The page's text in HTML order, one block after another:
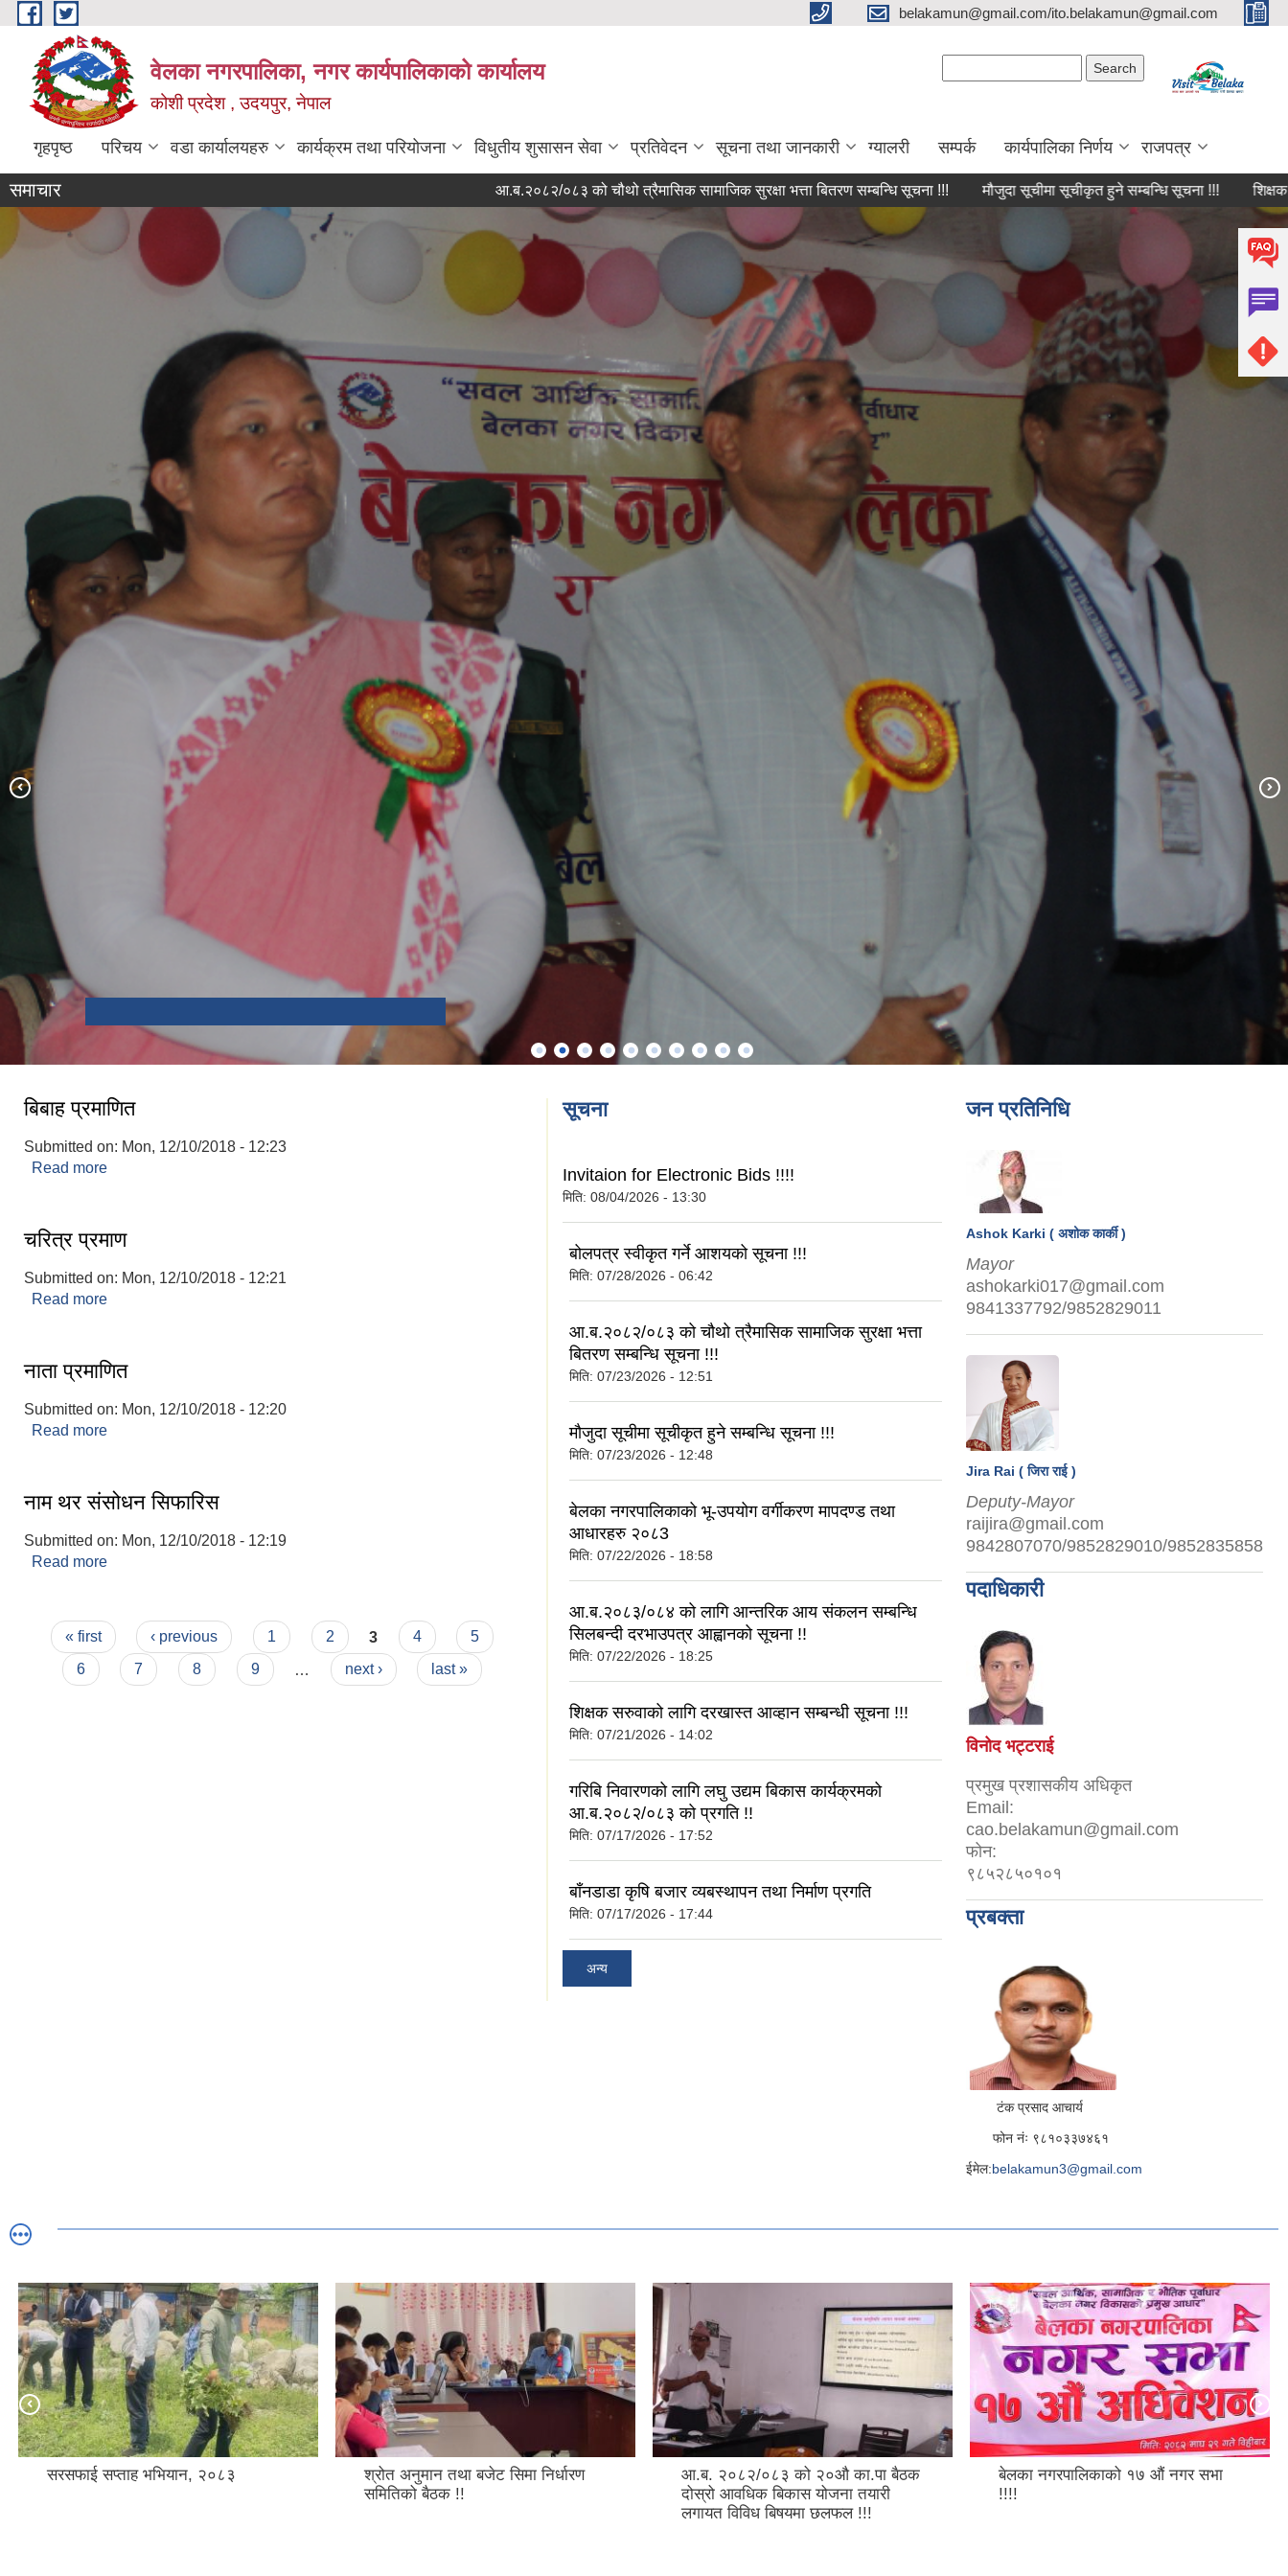
Skip to main content belakamun@gmail.com/ito.belakamun@gmail.com
वेलका नगरपालिका, नगर कार्यपालिकाको कार्यालय
कोशी प्रदेश , उदयपुर, नेपाल
गृहपृष्ठ परिचय वडा कार्यालयहरु कार्यक्रम तथा परियोजना विधुतीय शुसासन सेवा प्रतिवेदन सूचना तथा जानकारी ग्यालरी सम्पर्क कार्यपालिका निर्णय राजपत्र
समाचार आ.ब.२०८२/०८३ को चौथो त्रैमासिक सामाजिक सुरक्षा भत्ता बितरण सम्बन्धि सूचना !!! मौजुदा सूचीमा सूचीकृत हुने सम्बन्धि सूचना !!! शिक्षक सरुवाको
भौडा देवी मन्दिर , बेलका-१
सप्तकोशी नदीमा बोटिंग
बिबाह प्रमाणित
Submitted on: Mon, 12/10/2018 - 12:23
Read more
चरित्र प्रमाण
Submitted on: Mon, 12/10/2018 - 12:21
Read more
नाता प्रमाणित
Submitted on: Mon, 12/10/2018 - 12:20
Read more
नाम थर संसोधन सिफारिस
Submitted on: Mon, 12/10/2018 - 12:19
Read more
Pages
« first ‹ previous 1 2 3 4
5
6
7 8 9 next › last »
सूचना
Invitaion for Electronic Bids !!!!
मिति: 08/04/2026 - 13:30
बोलपत्र स्वीकृत गर्ने आशयको सूचना !!!
मिति: 07/28/2026 - 06:42
आ.ब.२०८२/०८३ को चौथो त्रैमासिक सामाजिक सुरक्षा भत्ता
बितरण सम्बन्धि सूचना !!!
मिति: 07/23/2026 - 12:51
मौजुदा सूचीमा सूचीकृत हुने सम्बन्धि सूचना !!!
मिति: 07/23/2026 - 12:48
बेलका नगरपालिकाको भू-उपयोग वर्गीकरण मापदण्ड तथा
आधारहरु २०८3
मिति: 07/22/2026 - 18:58
आ.ब.२०८३/०८४ को लागि आन्तरिक आय संकलन सम्बन्धि
सिलबन्दी दरभाउपत्र आह्वानको सूचना !!
मिति: 07/22/2026 - 18:25
शिक्षक सरुवाको लागि दरखास्त आव्हान सम्बन्धी सूचना !!!
मिति: 07/21/2026 - 14:02
गरिबि निवारणको लागि लघु उद्यम बिकास कार्यक्रमको
आ.ब.२०८२/०८३ को प्रगति !!
मिति: 07/17/2026 - 17:52
बाँनडाडा कृषि बजार व्यबस्थापन तथा निर्माण प्रगति
मिति: 07/17/2026 - 17:44
अन्य
जन प्रतिनिधि
Ashok Karki ( अशोक कार्की )
Mayor
ashokarki017@gmail.com
9841337792/9852829011
Jira Rai ( जिरा राई )
Deputy-Mayor
raijira@gmail.com
9842807070/9852829010/9852835858
पदाधिकारी
विनोद भट्टराई
प्रमुख प्रशासकीय अधिकृत
Email:
cao.belakamun@gmail.com
फोन:
९८५२८५०१०१
प्रबक्ता
टंक प्रसाद आचार्य
फोन नंः ९८१०३३७४६१
ईमेल:belakamun3@gmail.com
सरसफाई सप्ताह भभियान, २०८३
श्रोत अनुमान तथा बजेट सिमा निर्धारण
समितिको बैठक !!
आ.ब. २०८२/०८३ को २०औ का.पा बैठक
दोस्रो आवधिक बिकास योजना तयारी
लगायत विविध बिषयमा छलफल !!!
बेलका नगरपालिकाको १७ औं नगर सभा